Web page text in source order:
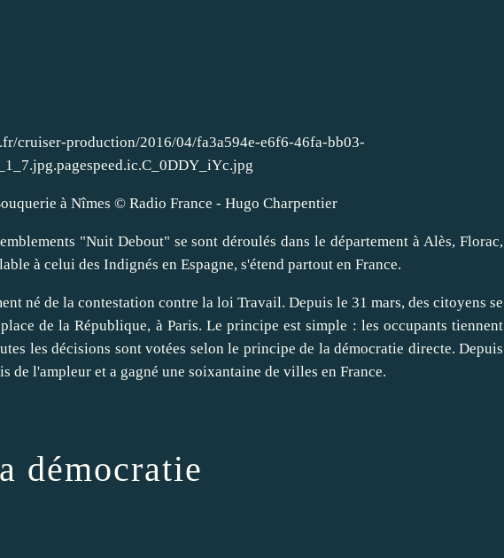
à Nîmes © Radio France - Hugo Charpentier
"Nuit Debout" se sont déroulés dans le département à Alès, Florac,
à celui des Indignés en Espagne, s'étend partout en France.
né de la contestation contre la loi Travail. Depuis le 31 mars, des citoyens se
de la République, à Paris. Le principe est simple : les occupants tiennent
les décisions sont votées selon le principe de la démocratie directe. Depuis
de l'ampleur et a gagné une soixantaine de villes en France.
démocratie